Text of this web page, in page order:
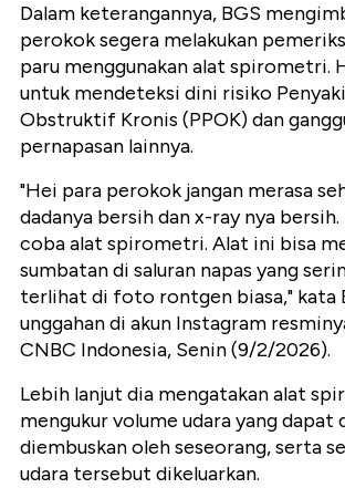
Dalam keterangannya, BGS
perokok segera melakukan
paru menggunakan alat spirometri.
untuk mendeteksi dini risiko
Obstruktif Kronis (PPOK) dan
pernapasan lainnya.
"Hei para perokok jangan merasa
dadanya bersih dan x-ray nya
coba alat spirometri. Alat ini bisa
sumbatan di saluran napas yang
terlihat di foto rontgen biasa," kata
unggahan di akun Instagram
CNBC Indonesia, Senin (9/2/2026).
Lebih lanjut dia mengatakan alat
mengukur volume udara yang dapat
diembuskan oleh seseorang, serta
udara tersebut dikeluarkan.